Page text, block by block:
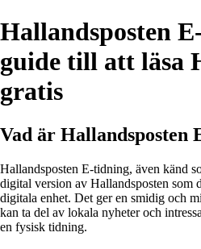
Hallandsposten
guide till att läsa
gratis
Vad är Hallandsposten
Hallandsposten E-tidning, även känd
digital version av Hallandsposten som
digitala enhet. Det ger en smidig och
kan ta del av lokala nyheter och
en fysisk tidning.